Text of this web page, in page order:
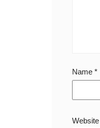
Name *
Website